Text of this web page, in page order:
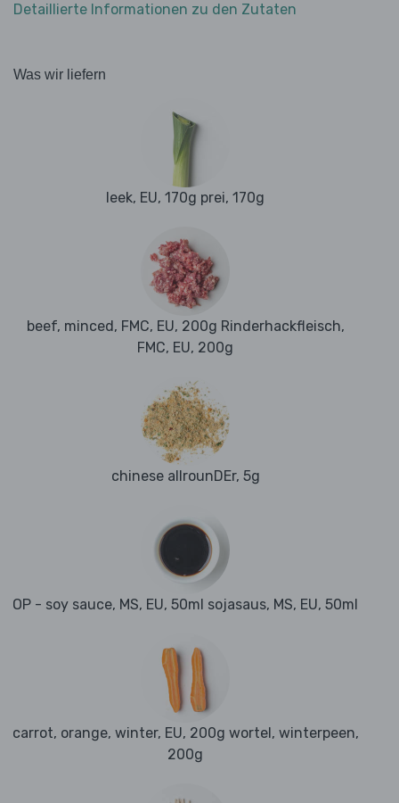
Detaillierte Informationen zu den Zutaten
Was wir liefern
leek, EU, 170g prei, 170g
beef, minced, FMC, EU, 200g Rinderhackfleisch,
FMC, EU, 200g
chinese allrounDEr, 5g
OP - soy sauce, MS, EU, 50ml sojasaus, MS, EU, 50ml
carrot, orange, winter, EU, 200g wortel, winterpeen,
200g